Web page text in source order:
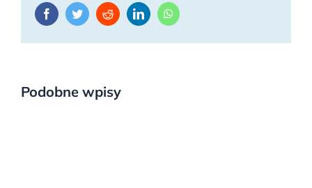
FacebookTwitterRedditLinkedInWhatsApp
Podobne wpisy